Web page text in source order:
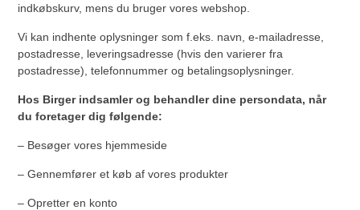
indkøbskurv, mens du bruger vores webshop.
Vi kan indhente oplysninger som f.eks. navn, e-mailadresse,
postadresse, leveringsadresse (hvis den varierer fra
postadresse), telefonnummer og betalingsoplysninger.
Hos Birger indsamler og behandler dine persondata, når
du foretager dig følgende:
– Besøger vores hjemmeside
– Gennemfører et køb af vores produkter
– Opretter en konto